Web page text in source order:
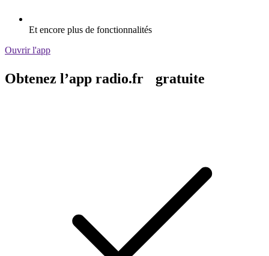
Et encore plus de fonctionnalités
Ouvrir l'app
Obtenez l’app radio.fr gratuite